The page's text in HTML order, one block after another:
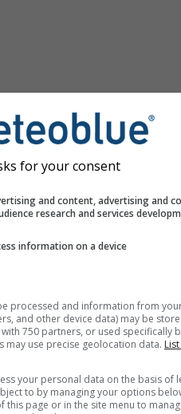
for your consent
and content, advertising and
research and services
information on a device
processed and information from
and other device data) may be
750 partners, or used specifically
may use precise geolocation data.
your personal data on the basis of
to by managing your options
this page or in the site menu to